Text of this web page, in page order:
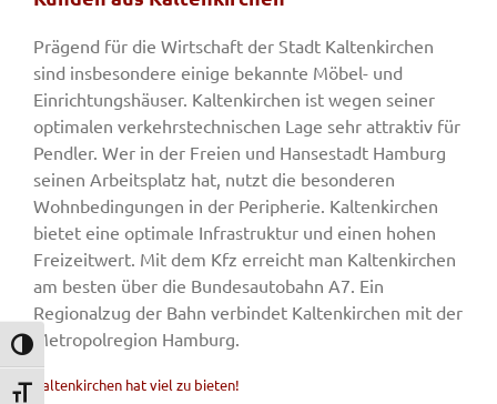
Umschalten auf hohe Kontraste
Schrift vergrößern
Prägend für die Wirtschaft der Stadt Kaltenkirchen
sind insbesondere einige bekannte Möbel- und
Einrichtungshäuser. Kaltenkirchen ist wegen seiner
optimalen verkehrstechnischen Lage sehr attraktiv für
Pendler. Wer in der Freien und Hansestadt Hamburg
seinen Arbeitsplatz hat, nutzt die besonderen
Wohnbedingungen in der Peripherie. Kaltenkirchen
bietet eine optimale Infrastruktur und einen hohen
Freizeitwert. Mit dem Kfz erreicht man Kaltenkirchen
am besten über die Bundesautobahn A7. Ein
Regionalzug der Bahn verbindet Kaltenkirchen mit der
Metropolregion Hamburg.
Kaltenkirchen hat viel zu bieten!